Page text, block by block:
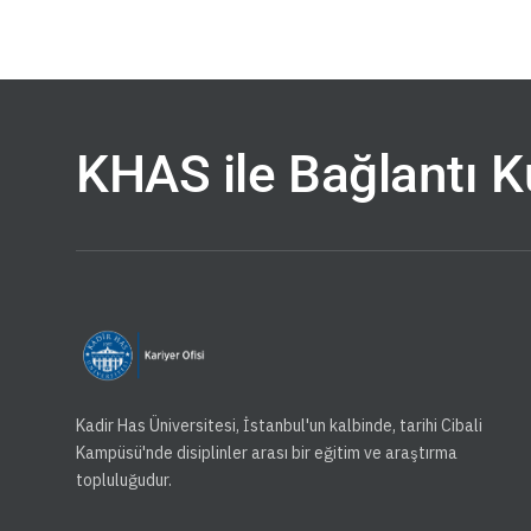
KHAS ile Bağlantı
Kadir Has Üniversitesi, İstanbul'un kalbinde, tarihi Cibali
Kampüsü'nde disiplinler arası bir eğitim ve araştırma
topluluğudur.